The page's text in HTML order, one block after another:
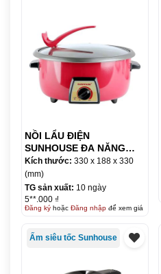
NỒI LẨU ĐIỆN
SUNHOUSE ĐA NĂNG
CAO CẤP SHD4520
Kích thước: 330 x 188 x 330
(mm)
TG sản xuất: 10 ngày
5**.000 ₫
Đăng kýhoặc Đăng nhậpđể xem giá
Ấm siêu tốc Sunhouse